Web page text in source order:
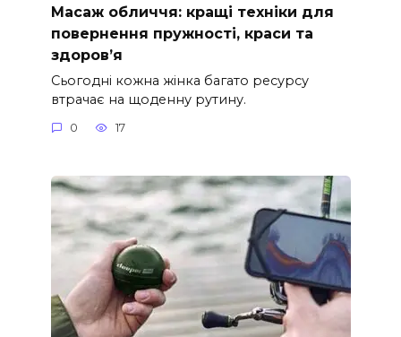
Масаж обличчя: кращі техніки для
повернення пружності, краси та
здоров’я
Сьогодні кожна жінка багато ресурсу
втрачає на щоденну рутину.
0 17